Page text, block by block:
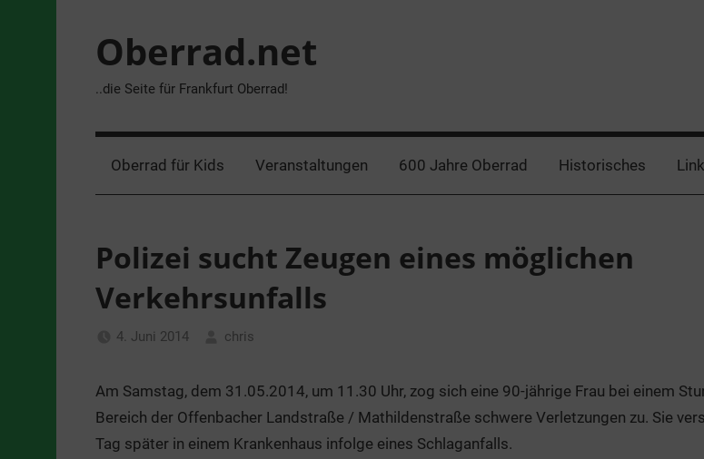
Oberrad.net
..die Seite für Frankfurt Oberrad!
Oberrad für Kids Veranstaltungen 600 Jahre Oberrad Historisches
Polizei sucht Zeugen eines möglichen
Verkehrsunfalls
4. Juni 2014
chris
Am Samstag, dem 31.05.2014, um 11.30 Uhr, zog sich eine 90-jährige Frau bei einem
Bereich der Offenbacher Landstraße / Mathildenstraße schwere Verletzungen zu. Sie
Tag später in einem Krankenhaus infolge eines Schlaganfalls.